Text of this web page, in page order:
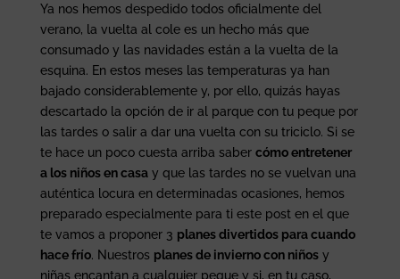
Ya nos hemos despedido todos oficialmente del
verano, la vuelta al cole es un hecho más que
consumado y las navidades están a la vuelta de la
esquina. En estos meses las temperaturas ya han
bajado considerablemente y, por ello, quizás hayas
descartado la opción de ir al parque con tu peque por
las tardes o salir a dar una vuelta con su triciclo. Si se
te hace un poco cuesta arriba saber cómo entretener
a los niños en casay que las tardes no se vuelvan una
auténtica locura en determinadas ocasiones, hemos
preparado especialmente para ti este post en el que
te vamos a proponer 3 planes divertidos para cuando
hace frío. Nuestros planes de invierno con niñosy
niñas encantan a cualquier peque y si, en tu caso,